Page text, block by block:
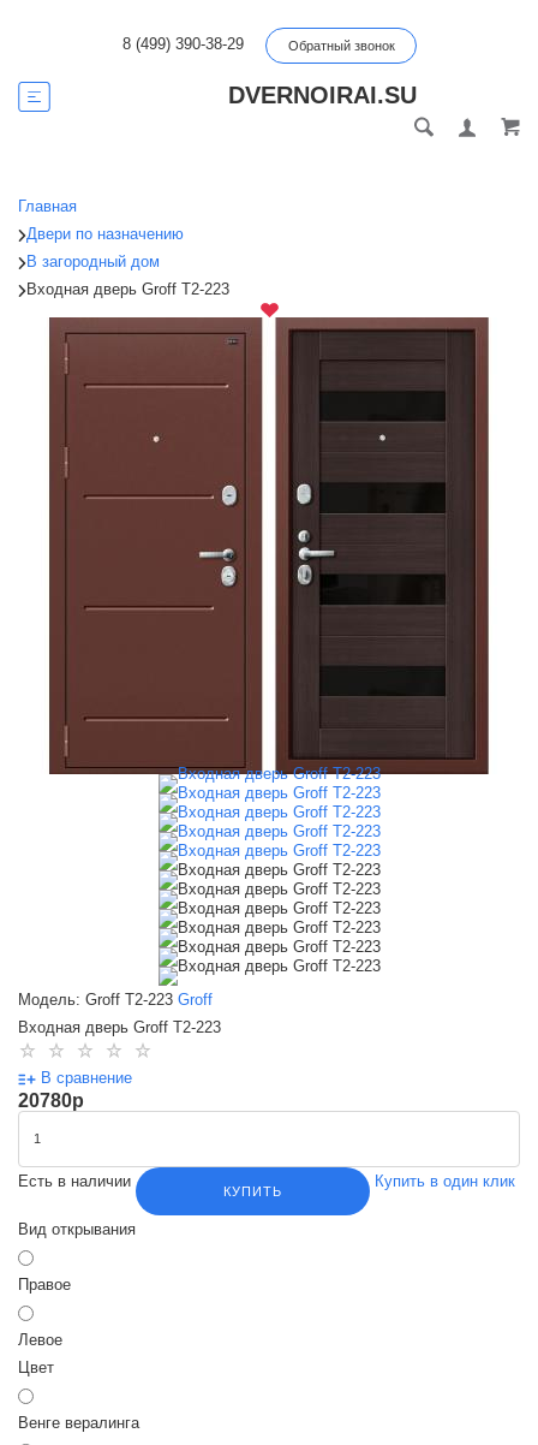
8 (499) 390-38-29 Обратный звонок
DVERNOIRAI.SU
Главная
Двери по назначению
В загородный дом
Входная дверь Groff T2-223
Модель: Groff T2-223 Groff
Входная дверь Groff T2-223
В сравнение
20780p
Есть в наличии
КУПИТЬ
Купить в один клик
Вид открывания
Правое
Левое
Цвет
Венге вералинга